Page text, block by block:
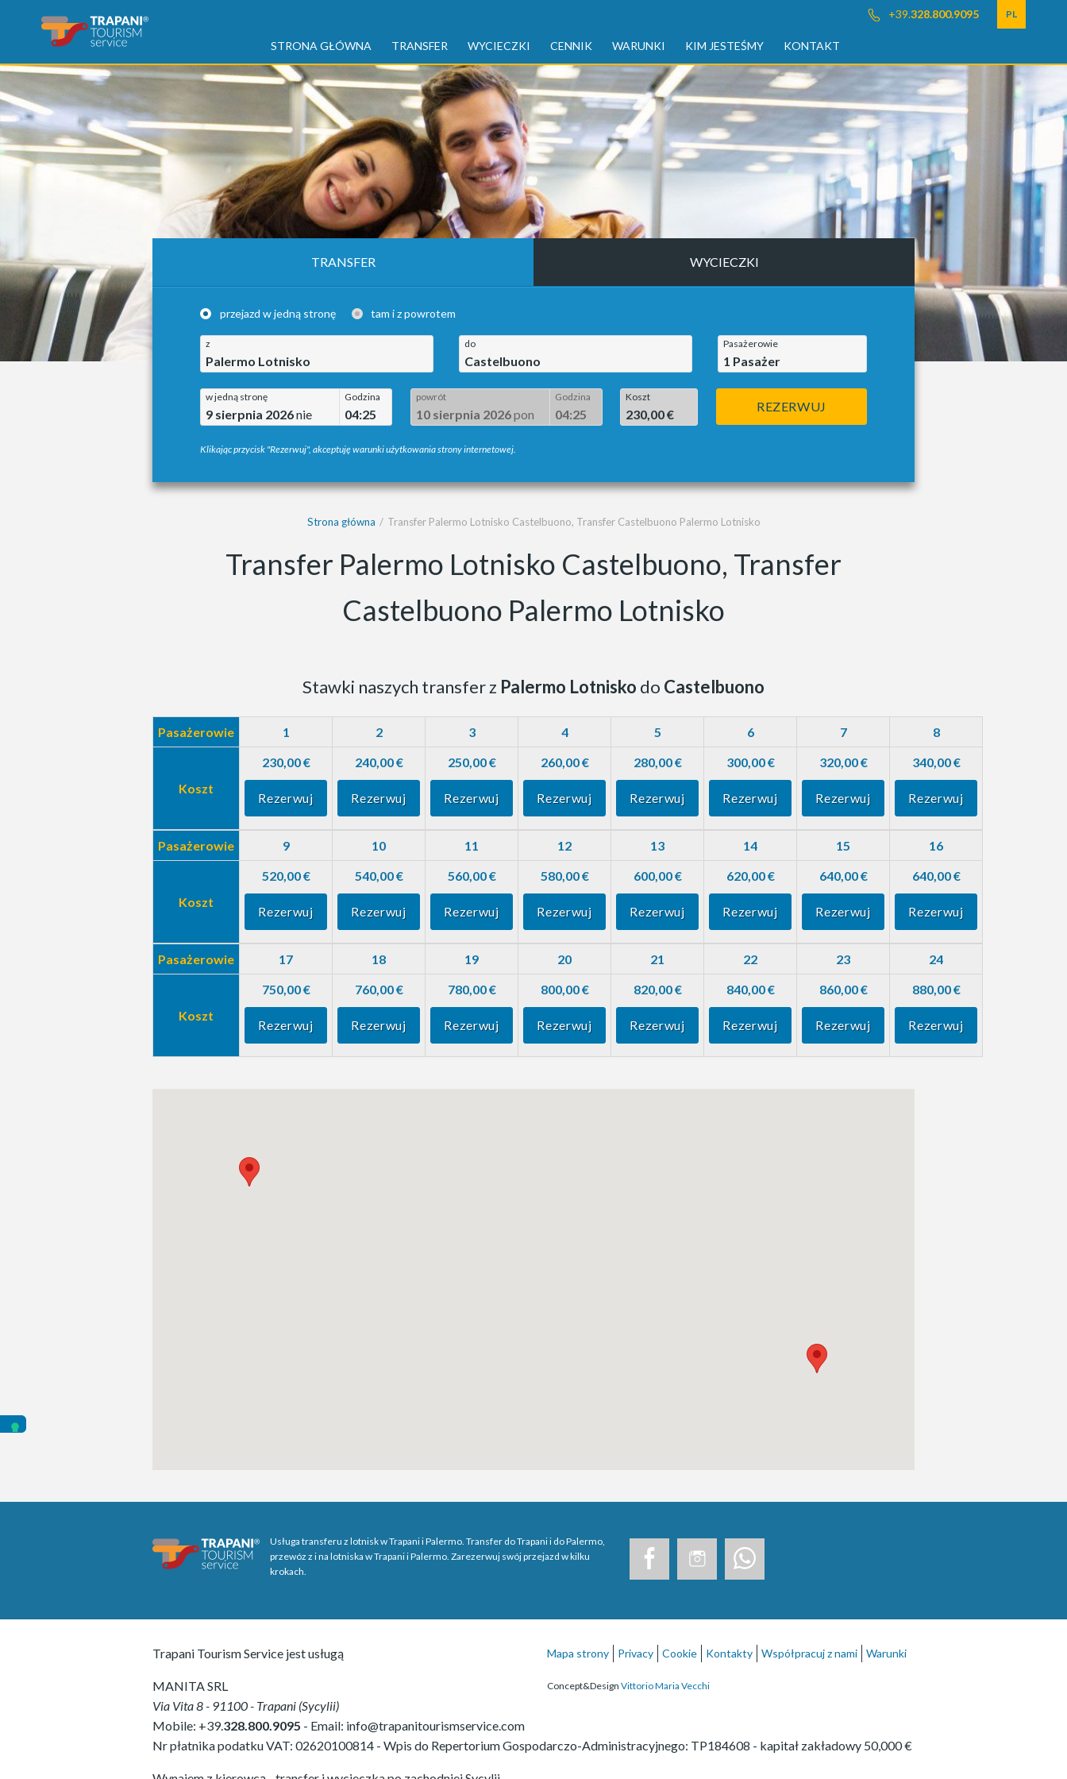
+39.328.800.9095 PL
STRONA GŁÓWNA TRANSFER WYCIECZKI CENNIK WARUNKI KIM JESTEŚMY KONTAKT
TRANSFER WYCIECZKI
przejazd w jedną stronę tam i z powrotem
z
Palermo Lotnisko
do
Castelbuono
Pasażerowie
1 Pasażer
w jedną stronę
9 sierpnia 2026nie
Godzina
04:25
powrót
10 sierpnia 2026pon
Godzina
04:25
Koszt
230,00 €
REZERWUJ
Klikając przycisk "Rezerwuj", akceptuję warunki użytkowania strony internetowej.
Strona główna Transfer Palermo Lotnisko Castelbuono, Transfer Castelbuono Palermo Lotnisko
Transfer Palermo Lotnisko Castelbuono, Transfer
Castelbuono Palermo Lotnisko
Stawki naszych transfer z Palermo Lotnisko do Castelbuono
Pasażerowie 1 2 3 4 5 6 7 8
Koszt
230,00 €
Rezerwuj
240,00 €
Rezerwuj
250,00 €
Rezerwuj
260,00 €
Rezerwuj
280,00 €
Rezerwuj
300,00 €
Rezerwuj
320,00 €
Rezerwuj
340,00 €
Rezerwuj
Pasażerowie 9 10 11 12 13 14 15 16
Koszt
520,00 €
Rezerwuj
540,00 €
Rezerwuj
560,00 €
Rezerwuj
580,00 €
Rezerwuj
600,00 €
Rezerwuj
620,00 €
Rezerwuj
640,00 €
Rezerwuj
640,00 €
Rezerwuj
Pasażerowie 17 18 19 20 21 22 23 24
Koszt
750,00 €
Rezerwuj
760,00 €
Rezerwuj
780,00 €
Rezerwuj
800,00 €
Rezerwuj
820,00 €
Rezerwuj
840,00 €
Rezerwuj
860,00 €
Rezerwuj
880,00 €
Rezerwuj
Usługa transferu z lotnisk w Trapani i Palermo. Transfer do Trapani i do Palermo,
przewóz z i na lotniska w Trapani i Palermo. Zarezerwuj swój przejazd w kilku
krokach.
Trapani Tourism Service jest usługą
MANITA SRL
Via Vita 8- 91100- Trapani (Sycylii)
Mobile: +39.328.800.9095 - Email: info@trapanitourismservice.com
Nr płatnika podatku VAT: 02620100814 - Wpis do Repertorium Gospodarczo-Administracyjnego: TP184608 - kapitał zakładowy 50,000 €
Mapa strony Privacy Cookie Kontakty Współpracuj z nami Warunki
Concept&Design Vittorio Maria Vecchi